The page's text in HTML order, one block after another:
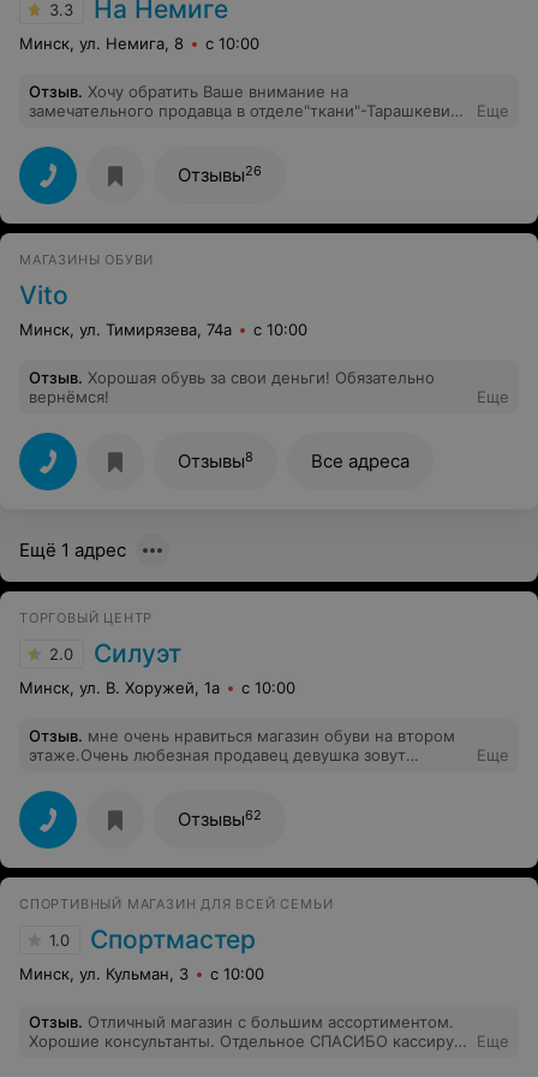
Пожалуй, больше здесь обувь покупать не буду и
никому не советую!
3.3 На Немиге
Минск, ул. Немига, 8 с 10:00
Отзыв. Хочу обратить Ваше внимание на
замечательного продавца в отделе"ткани"-Тарашкевич
продавец умеет точно рассчитать ткань. Вежливо
разговаривать, посоветовать, много раз, благодаря ей
,уходила не с одним отрезком ткани, а с тремя. Очень
профессиональный продавец! Больше всего поражает
её трепетное отношение к работе и покупателям!
ценить такого работника и поощрить. Благодаря
Татьяне теперь приятно заходить к вам в магазин.
Еще
Отзывы26
МАГАЗИНЫ ОБУВИ
Vito
Минск, ул. Тимирязева, 74а с 10:00
Отзыв. Хорошая обувь за свои деньги! Обязательно
вернёмся!
Еще
Отзывы8 Все адреса
Ещё 1 адрес
ТОРГОВЫЙ ЦЕНТР
2.0 Силуэт
Минск, ул. В. Хоружей, 1а с 10:00
Отзыв. мне очень нравиться магазин обуви на втором
этаже.Очень любезная продавец девушка зовут
Еще
Отзывы62
СПОРТИВНЫЙ МАГАЗИН ДЛЯ ВСЕЙ СЕМЬИ
1.0 Спортмастер
Минск, ул. Кульман, 3 с 10:00
Отзыв. Отличный магазин с большим ассортиментом.
Хорошие консультанты. Отдельное СПАСИБО кассиру
Еще